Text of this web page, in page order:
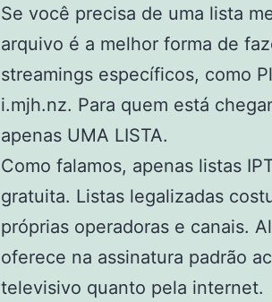
Se você precisa de uma lista
arquivo é a melhor forma de
streamings específicos, como
i.mjh.nz. Para quem está
apenas UMA LISTA.
Como falamos, apenas listas
gratuita. Listas legalizadas
próprias operadoras e canais.
oferece na assinatura padrão
televisivo quanto pela internet.